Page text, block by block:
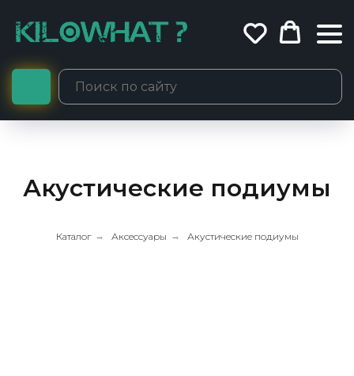
Акустические подиумы
Каталог → Аксессуары → Акустические подиумы